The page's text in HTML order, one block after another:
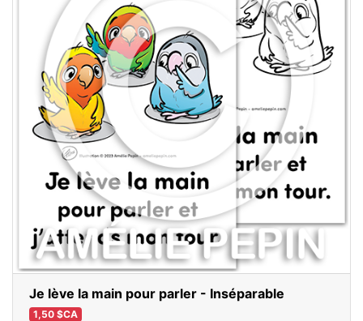
Je lève la main pour parler - Inséparable
1,50 $CA